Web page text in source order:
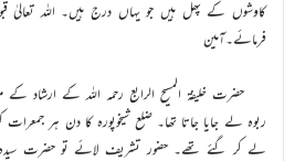
کاوشوں کے پھل ہیں جو یہاں درج ہیں۔ اللہ تعالیٰ
فرمائے۔آمین
حضرت خلیفۃ المسیح الرابع رحمہ اللہ کے ارشاد
ربوہ لے جایا جاتا تھا۔ ضلع شیخوپورہ کا دن ہر
لے کر گئے تھے۔ حضور تشریف لائے تو حضرت سیدہ